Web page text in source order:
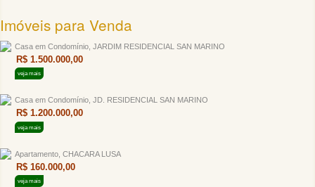
Imóveis para Venda
Casa em Condomínio, JARDIM RESIDENCIAL SAN MARINO
R$ 1.500.000,00
veja mais
Casa em Condomínio, JD. RESIDENCIAL SAN MARINO
R$ 1.200.000,00
veja mais
Apartamento, CHACARA LUSA
R$ 160.000,00
veja mais